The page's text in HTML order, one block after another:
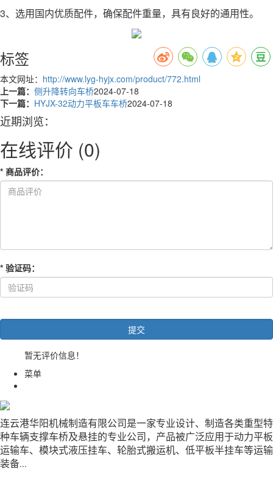
3、选用国内优质配件，确保配件重量，具有良好的通用性。
标签
本文网址： http://www.lyg-hyjx.com/product/772.html
上一篇： 侧升降转向车桥2024-07-18
下一篇： HYJX-32动力平板车车桥2024-07-18
近期浏览：
在线评价 (0)
* 商品评价：
* 验证码：
暂无评价信息！
菜单
连云港华阳机械制造有限公司是一家专业设计、制造各类重型特
种车辆支撑车桥及悬挂的专业公司，产品被广泛应用于动力平板
运输车、模块式液压挂车、轮胎式搬运机、低平板半挂车等运输
装备...